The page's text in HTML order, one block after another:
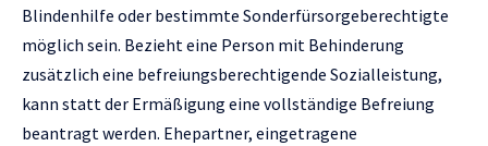
Blindenhilfe oder bestimmte Sonderfürsorgeberechtigte
möglich sein. Bezieht eine Person mit Behinderung
zusätzlich eine befreiungsberechtigende Sozialleistung,
kann statt der Ermäßigung eine vollständige Befreiung
beantragt werden. Ehepartner, eingetragene